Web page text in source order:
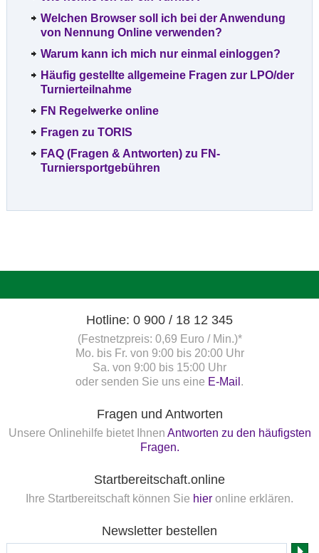
Welchen Browser soll ich bei der Anwendung
von Nennung Online verwenden?
Warum kann ich mich nur einmal einloggen?
Häufig gestellte allgemeine Fragen zur LPO/der
Turnierteilnahme
FN Regelwerke online
Fragen zu TORIS
FAQ (Fragen & Antworten) zu FN-
Turniersportgebühren
Hotline: 0 900 / 18 12 345
(Festnetzpreis: 0,69 Euro / Min.)*
Mo. bis Fr. von 9:00 bis 20:00 Uhr
Sa. von 9:00 bis 15:00 Uhr
oder senden Sie uns eine E-Mail .
Fragen und Antworten
Unsere Onlinehilfe bietet Ihnen Antworten zu den häufigsten
Fragen.
Startbereitschaft.online
Ihre Startbereitschaft können Sie hier online erklären.
Newsletter bestellen